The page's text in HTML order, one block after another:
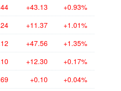
+43.13 +0.93%
+11.37 +1.01%
+47.56 +1.35%
+12.30 +0.17%
+0.10 +0.04%